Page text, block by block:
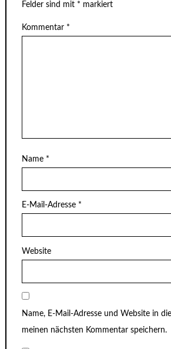
Felder sind mit * markiert
Kommentar *
Name *
E-Mail-Adresse *
Website
Name, E-Mail-Adresse und Website in
meinen nächsten Kommentar speichern.